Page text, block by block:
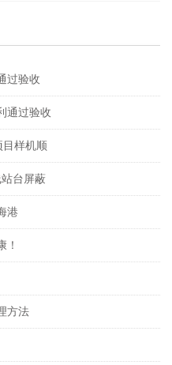
过验收
通过验收
目样机顺
台屏蔽
港
！
方法